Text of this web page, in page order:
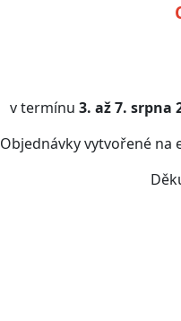
v termínu 3. až 7. srpna
Objednávky vytvořené